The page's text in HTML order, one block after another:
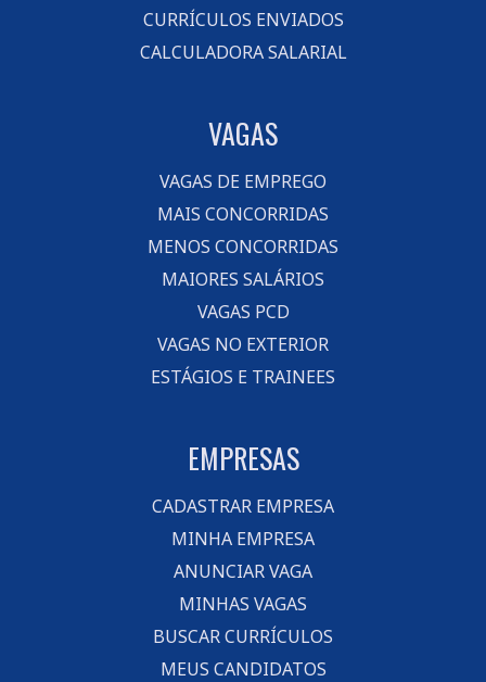
CURRÍCULOS ENVIADOS
CALCULADORA SALARIAL
VAGAS
VAGAS DE EMPREGO
MAIS CONCORRIDAS
MENOS CONCORRIDAS
MAIORES SALÁRIOS
VAGAS PCD
VAGAS NO EXTERIOR
ESTÁGIOS E TRAINEES
EMPRESAS
CADASTRAR EMPRESA
MINHA EMPRESA
ANUNCIAR VAGA
MINHAS VAGAS
BUSCAR CURRÍCULOS
MEUS CANDIDATOS